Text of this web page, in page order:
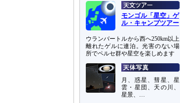
モンゴル「星空」ゲ
ル・キャンプツアー
ウランバートルから西へ250km以上
離れたゲルに連泊。光害のない場
所でペルセ群や星空を楽しめます
月、惑星、彗星、星
雲・星団、天の川、
星景、…